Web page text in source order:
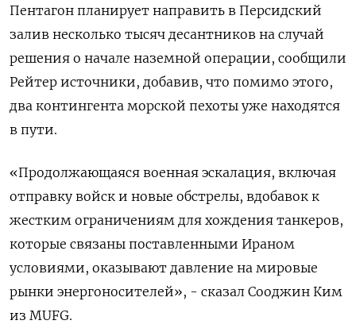
Пентагон ​планирует направить в Персидский
залив несколько тысяч десантников на случай
решения о начале наземной ‌операции, сообщили
Рейтер источники, добавив, что помимо этого,
два контингента морской пехоты уже находятся
в пути.
«Продолжающаяся военная эскалация, включая
отправку войск и новые обстрелы, вдобавок к ​
жестким ограничениям для хождения танкеров, ​
которые связаны поставленными ‌Ираном
условиями, оказывают давление на мировые
рынки энергоносителей», - сказал Сооджин Ким
из MUFG.